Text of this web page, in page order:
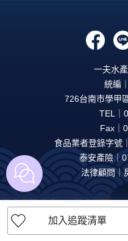
加入追蹤清單
一夫水
統編
726台南市學甲
TEL｜
Fax｜
食品業者登錄字號
泰安產險｜
法律顧問｜